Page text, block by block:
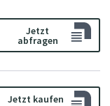
Jetzt
abfragen
Jetzt kaufen